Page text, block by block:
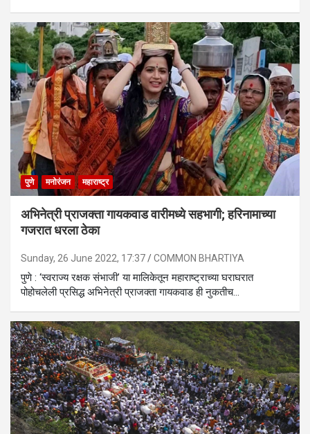
पुणे मनोरंजन महाराष्ट्र
अभिनेत्री प्राजक्ता गायकवाड वारीमध्ये सहभागी; हरिनामाच्या
गजरात धरला ठेका
Sunday, 26 June 2022, 17:37 COMMON BHARTIYA
पुणे : ‘स्वराज्य रक्षक संभाजी’ या मालिकेतून महाराष्ट्राच्या घराघरात
पोहोचलेली प्रसिद्ध अभिनेत्री प्राजक्ता गायकवाड ही नुकतीच…